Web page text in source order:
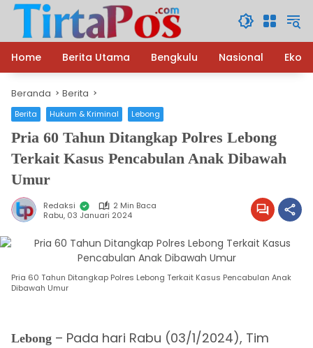
Langsung
konten
Home
Berita Utama Bengkulu Nasional
Beranda Berita
Berita Hukum & Kriminal Lebong
Pria 60 Tahun Ditangkap Polres Lebong
Terkait Kasus Pencabulan Anak Dibawah
Umur
Redaksi
2 Min Baca
Rabu, 03 Januari 2024
Pria 60 Tahun Ditangkap Polres Lebong Terkait Kasus Pencabulan Anak
Dibawah Umur
Lebong – Pada hari Rabu (03/1/2024), Tim